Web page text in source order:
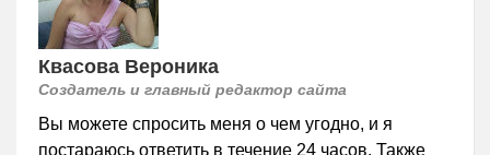
Квасова Вероника
Создатель и главный редактор сайта
Вы можете спросить меня о чем угодно, и я
постараюсь ответить в течение 24 часов. Также